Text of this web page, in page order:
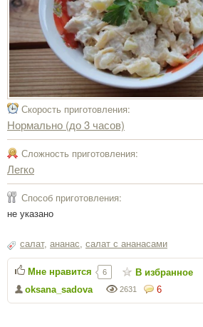
Скорость приготовления:
Нормально (до 3 часов)
Сложность приготовления:
Легко
Способ приготовления:
не указано
салат, ананас, салат с ананасами
6
2631
oksana_sadova
Мне нравится 6 В избранное